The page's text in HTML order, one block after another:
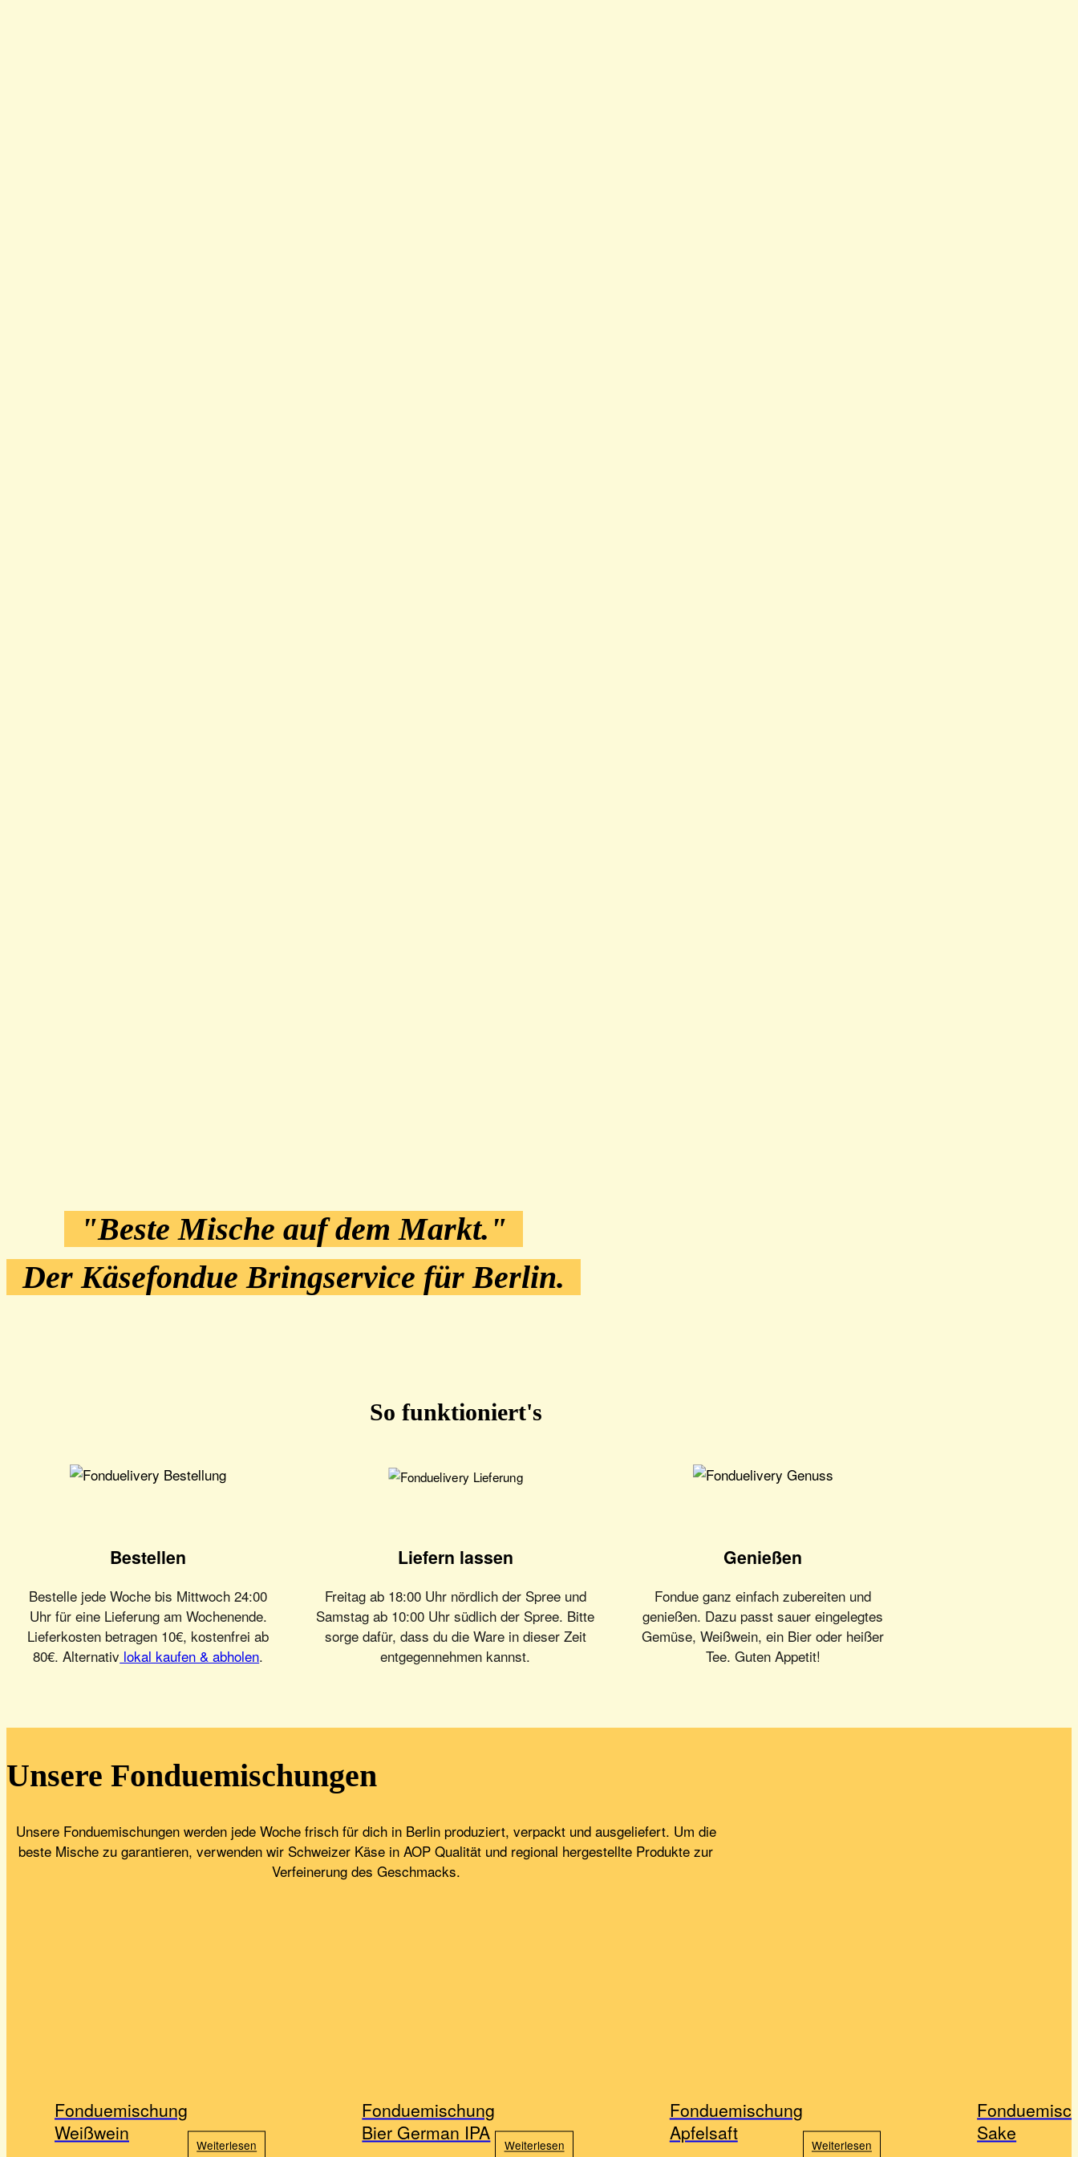
"Beste Mische auf dem Markt."
Der Käsefondue Bringservice für Berlin.
So funktioniert's
Bestellen
Bestelle jede Woche bis Mittwoch 24:00
Uhr für eine Lieferung am Wochenende.
Lieferkosten betragen 10€, kostenfrei ab
80€. Alternativ lokal kaufen & abholen.
Liefern lassen
Freitag ab 18:00 Uhr nördlich der Spree und
Samstag ab 10:00 Uhr südlich der Spree. Bitte
sorge dafür, dass du die Ware in dieser Zeit
entgegennehmen kannst.
Genießen
Fondue ganz einfach zubereiten und
genießen. Dazu passt sauer eingelegtes
Gemüse, Weißwein, ein Bier oder heißer
Tee. Guten Appetit!
Unsere Fonduemischungen
Unsere Fonduemischungen werden jede Woche frisch für dich in Berlin produziert, verpackt und ausgeliefert. Um die
beste Mische zu garantieren, verwenden wir Schweizer Käse in AOP Qualität und regional hergestellte Produkte zur
Verfeinerung des Geschmacks.
Fonduemischung
Weißwein
Weiterlesen
Fonduemischung
Bier German IPA
Weiterlesen
Fonduemischung
Apfelsaft
Weiterlesen
Sake